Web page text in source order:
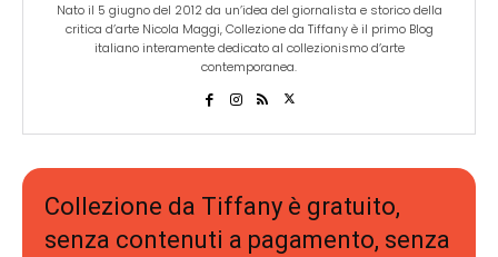
Nato il 5 giugno del 2012 da un’idea del giornalista e storico della
critica d’arte Nicola Maggi, Collezione da Tiffany è il primo Blog
italiano interamente dedicato al collezionismo d’arte
contemporanea.
Collezione da Tiffany è gratuito,
senza contenuti a pagamento, senza